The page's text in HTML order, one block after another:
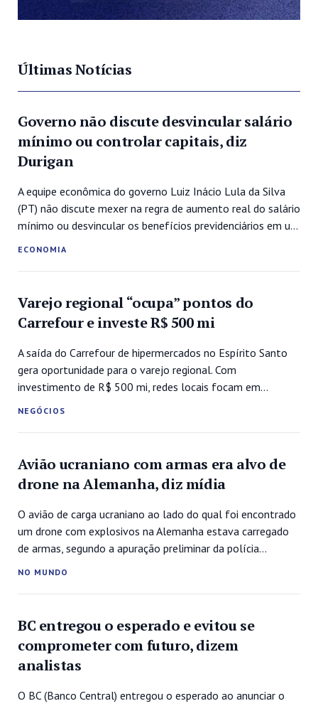
Últimas Notícias
Governo não discute desvincular salário
mínimo ou controlar capitais, diz
Durigan
A equipe econômica do governo Luiz Inácio Lula da Silva
(PT) não discute mexer na regra de aumento real do salário
mínimo ou desvincular os benefícios previdenciários em um
discutindo essa vinculação, esse aumento real do salário
ECONOMIA
Varejo regional “ocupa” pontos do
Carrefour e investe R$ 500 mi
A saída do Carrefour de hipermercados no Espírito Santo
gera oportunidade para o varejo regional. Com
investimento de R$ 500 mi, redes locais focam em
atacarejo e proximidade. Reestruturação do gigante
alimentar regional, que investe pesado na ocupação de
NEGÓCIOS
Avião ucraniano com armas era alvo de
drone na Alemanha, diz mídia
O avião de carga ucraniano ao lado do qual foi encontrado
um drone com explosivos na Alemanha estava carregado
de armas, segundo a apuração preliminar da polícia
informação nesta quinta-feira (6).O incidente ocorreu na
NO MUNDO
BC entregou o esperado e evitou se
comprometer com futuro, dizem
analistas
O BC (Banco Central) entregou o esperado ao anunciar o